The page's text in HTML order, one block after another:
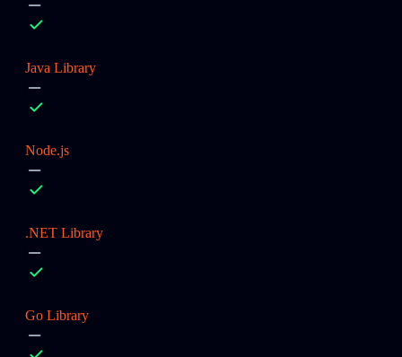
Java Library
Node.js
.NET Library
Go Library